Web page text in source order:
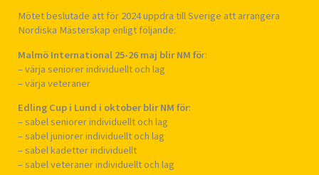
Mötet beslutade att för 2024 uppdra till Sverige att arrangera
Nordiska Mästerskap enligt följande:
Malmö International 25-26 maj blir NM för:
– värja seniorer individuellt och lag
– värja veteraner
Edling Cup i Lund i oktober blir NM för:
– sabel seniorer individuellt och lag
– sabel juniorer individuellt och lag
– sabel kadetter individuellt
– sabel veteraner individuellt och lag